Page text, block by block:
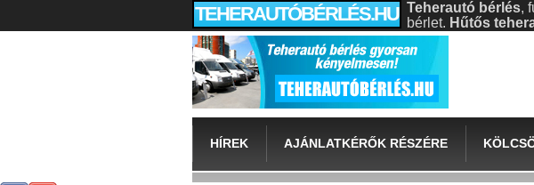
TEHERAUTÓBÉRLÉS.HU Teherautó bérlés,
bérlet. Hűtős
HÍREK AJÁNLATKÉRŐK RÉSZÉRE